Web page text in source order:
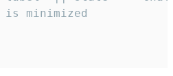
is minimized